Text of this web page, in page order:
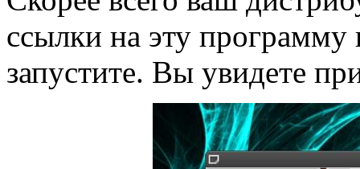
ссылки на эту
запустите. Вы увидете